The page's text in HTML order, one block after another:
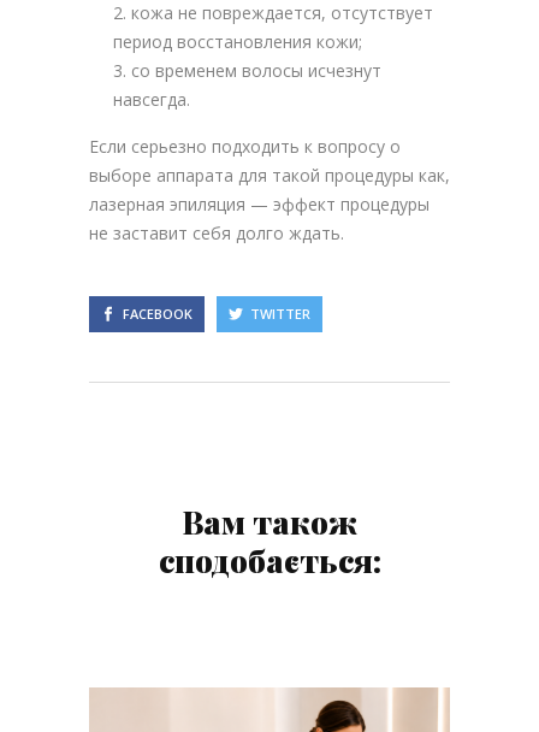
кожа не повреждается, отсутствует
период восстановления кожи;
со временем волосы исчезнут
навсегда.
Если серьезно подходить к вопросу о
выборе аппарата для такой процедуры как,
лазерная эпиляция — эффект процедуры
не заставит себя долго ждать.
FACEBOOK TWITTER
Вам також
сподобається: